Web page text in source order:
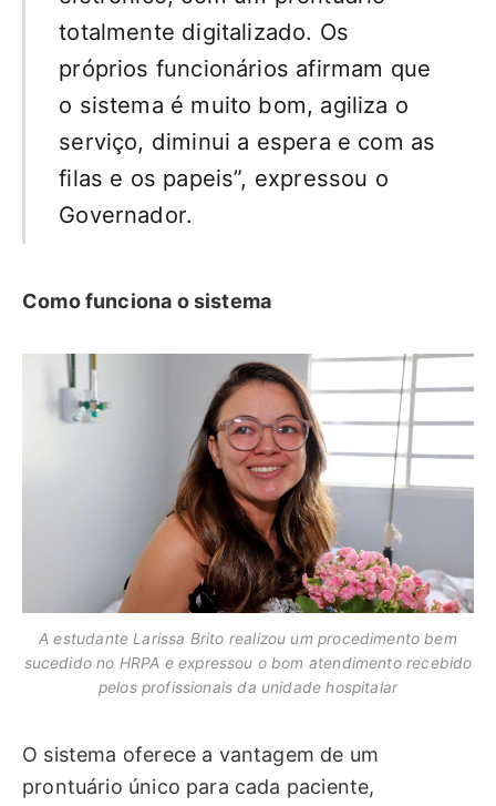
totalmente digitalizado. Os
próprios funcionários afirmam que
o sistema é muito bom, agiliza o
serviço, diminui a espera e com as
filas e os papeis”, expressou o
Governador.
Como funciona o sistema
A estudante Larissa Brito realizou um procedimento bem
sucedido no HRPA e expressou o bom atendimento recebido
pelos profissionais da unidade hospitalar
O sistema oferece a vantagem de um
prontuário único para cada paciente,